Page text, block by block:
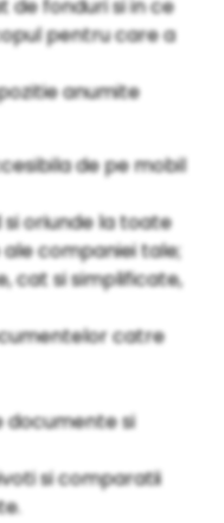
de fonduri si in ce
pentru care a
anumite
de pe mobil
oriunde la toate
companiei tale;
cat si simplificate,
catre
documente si
si comparatii